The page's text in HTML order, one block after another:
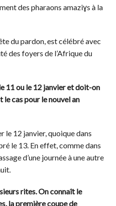
des pharaons amaziɣs à la
du pardon, est célébré avec
des foyers de l’Afrique du
11 ou le 12 janvier et doit-on
le cas pour le nouvel an
le 12 janvier, quoique dans
le 13. En effet, comme dans
d’une journée à une autre
rites. On connaît le
la première coupe de